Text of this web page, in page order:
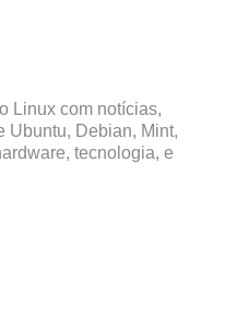
Linux com notícias,
Ubuntu, Debian, Mint,
tecnologia, e